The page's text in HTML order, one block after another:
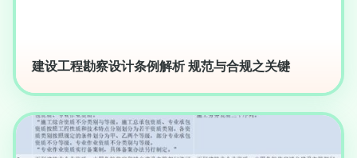
建设工程勘察设计条例解析 规范与合规之关键